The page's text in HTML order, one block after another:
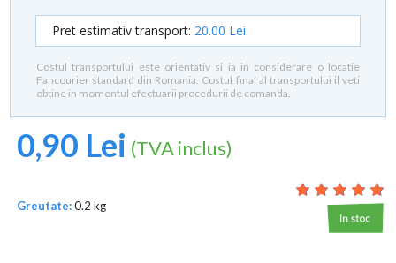
Pret estimativ transport: 20.00 Lei
Costul transportului este orientativ si ia in considerare o locatie
Fancourier standard din Romania. Costul final al transportului il veti
obtine in momentul efectuarii procedurii de comanda.
0,90 Lei (TVA inclus)
Greutate:0.2 kg